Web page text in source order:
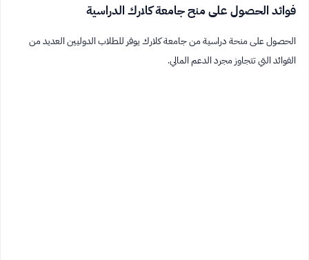
فوائد الحصول على منح جامعة كلارك الدراسية
الحصول على منحة دراسية من جامعة كلارك يوفر للطلاب الدوليين العديد من
الفوائد التي تتجاوز مجرد الدعم المالي.